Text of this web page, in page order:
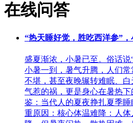
在线问答
“热天睡好觉，胜吃西洋参”
盛夏渐浓，小暑已至。俗话说
小暑一到，暑气升腾，人们
不堪，甚至夜晚辗转难眠、
气惹的祸，更是身心在暑热下
鉴：当代人的夏夜挣扎夏季
重原因：核心体温难降：人